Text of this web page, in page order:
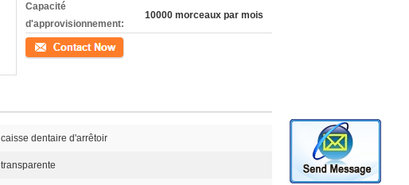
Capacité
d'approvisionnement:
10000 morceaux par mois
Contact
caisse dentaire d'arrêtoir
transparente